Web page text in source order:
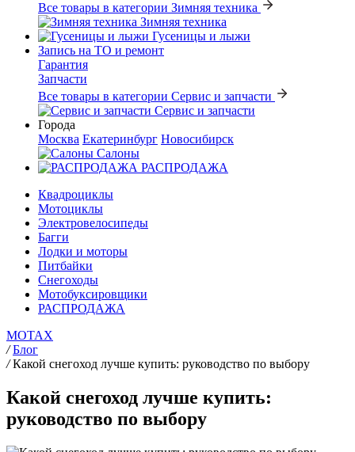
Все товары в категории Зимняя техника
Зимняя техника
Гусеницы и лыжи
Запись на ТО и ремонт
Гарантия
Запчасти
Все товары в категории Сервис и запчасти
Сервис и запчасти
Города
Москва Екатеринбург Новосибирск
Салоны
РАСПРОДАЖА
Квадроциклы
Мотоциклы
Электровелосипеды
Багги
Лодки и моторы
Питбайки
Снегоходы
Мотобуксировщики
РАСПРОДАЖА
MOTAX
/ Блог
/ Какой снегоход лучше купить: руководство по выбору
Какой снегоход лучше купить:
руководство по выбору